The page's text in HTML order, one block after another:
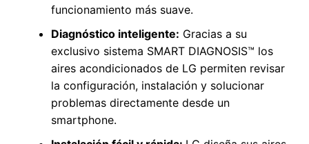
funcionamiento más suave.
Diagnóstico inteligente: Gracias a su
exclusivo sistema SMART DIAGNOSIS™ los
aires acondicionados de LG permiten revisar
la configuración, instalación y solucionar
problemas directamente desde un
smartphone.